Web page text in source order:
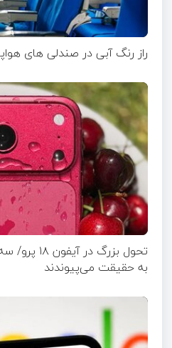
راز رنگ آبی در صندلی های
تحول بزرگ
به حقیقت می‌پیوندند